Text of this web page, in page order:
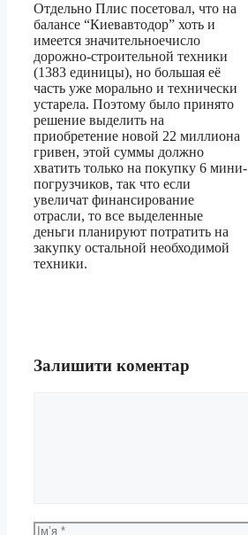
Отдельно Плис посетовал, что на
балансе “Киевавтодор” хоть и
имеется значительноечисло
дорожно-строительной техники
(1383 единицы), но большая её
часть уже морально и технически
устарела. Поэтому было принято
решение выделить на
приобретение новой 22 миллиона
гривен, этой суммы должно
хватить только на покупку 6 мини-
погрузчиков, так что если
увеличат финансирование
отрасли, то все выделенные
деньги планируют потратить на
закупку остальной необходимой
техники.
Залишити коментар
Ім’я